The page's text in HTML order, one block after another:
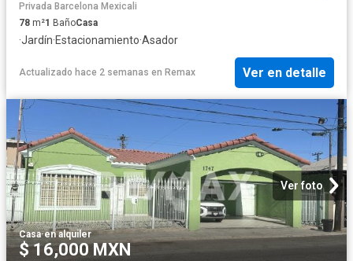
Privada Barcelona Mexicali
78 m²1 BañoCasa
·Jardín·Estacionamiento·Asador
Actualizado hace 2 semanas en Remax Ver en detalle
Ver foto
Casa·en alquiler
$ 16,000 MXN